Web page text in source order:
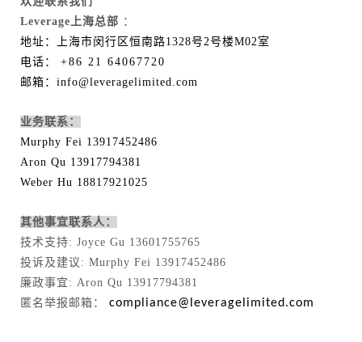
Leverage上海总部 ：
地址：上海市闵行区恒南路1328号2号楼M02室
电话： +86 21 64067720
邮箱：info@leveragelimited.com
业务联系：
Murphy Fei 13917452486
Aron Qu 13917794381
Weber Hu 18817921025
其他事宜联系人：
技术支持: Joyce Gu 13601755765
投诉及建议: Murphy Fei 13917452486
廉政事宜: Aron Qu 13917794381
匿名举报邮箱： compliance@leveragelimited.com